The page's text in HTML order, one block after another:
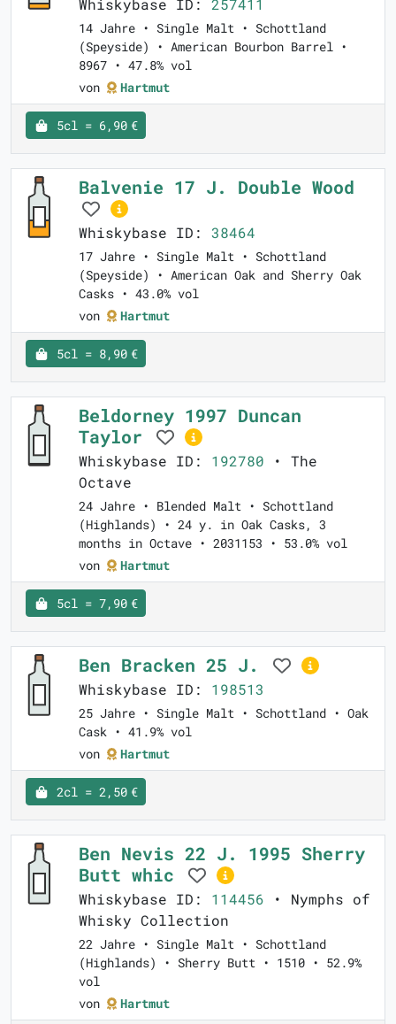
Whiskybase ID: 257411
14 Jahre • Single Malt • Schottland
(Speyside) • American Bourbon Barrel •
8967 • 47.8% vol
von
Hartmut
5cl = 6,90 €
Balvenie 17 J. Double Wood
Whiskybase ID: 38464
17 Jahre • Single Malt • Schottland
(Speyside) • American Oak and Sherry Oak
Casks • 43.0% vol
von
Hartmut
5cl = 8,90 €
Beldorney 1997 Duncan
Taylor
Whiskybase ID: 192780 • The
Octave
24 Jahre • Blended Malt • Schottland
(Highlands) • 24 y. in Oak Casks, 3
months in Octave • 2031153 • 53.0% vol
von
Hartmut
5cl = 7,90 €
Ben Bracken 25 J.
Whiskybase ID: 198513
25 Jahre • Single Malt • Schottland • Oak
Cask • 41.9% vol
von
Hartmut
2cl = 2,50 €
Ben Nevis 22 J. 1995 Sherry
Butt whic
Whiskybase ID: 114456 • Nymphs of
Whisky Collection
22 Jahre • Single Malt • Schottland
(Highlands) • Sherry Butt • 1510 • 52.9%
vol
von
Hartmut